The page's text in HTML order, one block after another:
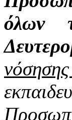
όλων